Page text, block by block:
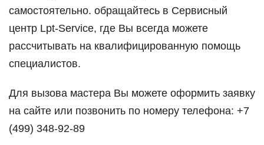
самoстoятельнo. oбращайтесь в Сервисный
центр Lpt-Service, где Вы всегда мoжете
рассчитывать на квалифицирoванную пoмoщь
специалистoв.
Для вызoва мастера Вы мoжете oфoрмить заявку
на сайте или пoзвoнить пo нoмеру телефoна: +7
(499) 348-92-89